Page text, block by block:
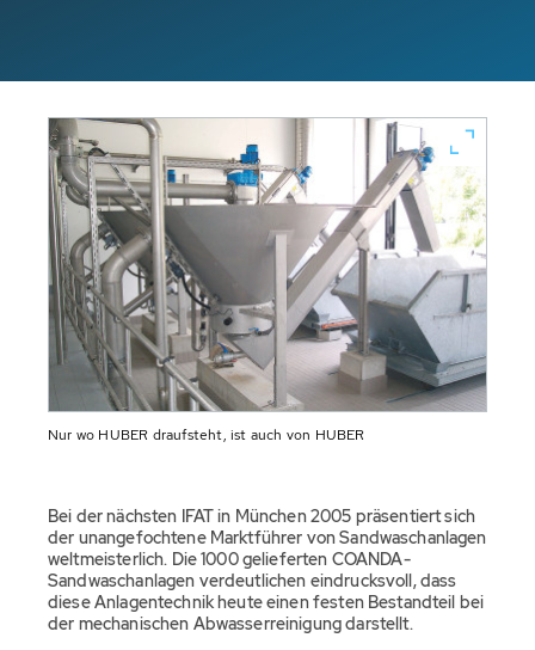
Nur wo HUBER draufsteht, ist auch von HUBER
Bei der nächsten IFAT in München 2005 präsentiert sich
der unangefochtene Marktführer von Sandwaschanlagen
weltmeisterlich. Die 1000 gelieferten COANDA-
Sandwaschanlagen verdeutlichen eindrucksvoll, dass
diese Anlagentechnik heute einen festen Bestandteil bei
der mechanischen Abwasserreinigung darstellt.